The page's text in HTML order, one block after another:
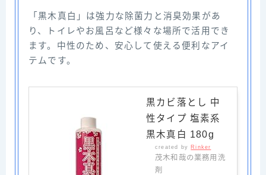
「黒木真白」は強力な除菌力と消臭効果があ
り、トイレやお風呂など様々な場所で活用でき
ます。中性のため、安心して使える便利なアイ
テムです。
黒カビ落とし 中
性タイプ 塩素系
黒木真白 180g
created by Rinker
茂木和哉の業務用洗
剤